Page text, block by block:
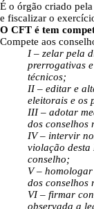
É o órgão criado
e fiscalizar o
O CFT é tem
Compete aos
I – zelar pela
prerrogativas
técnicos;
II – editar e
eleitorais e os
III – adotar
dos conselhos
IV – intervir
violação desta
conselho;
V – homologar
dos conselhos
VI – firmar
observada a